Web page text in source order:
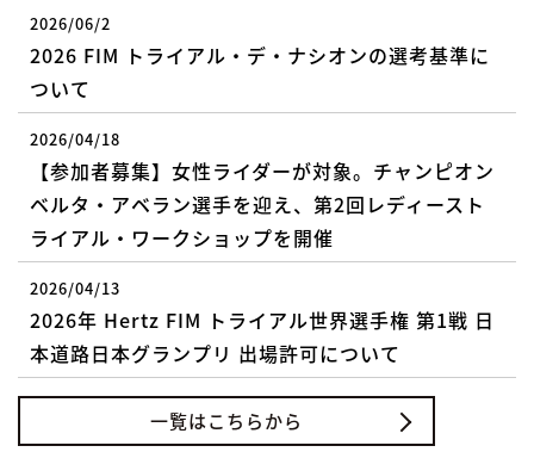
2026/06/2
2026 FIM トライアル・デ・ナシオンの選考基準に
ついて
2026/04/18
【参加者募集】女性ライダーが対象。チャンピオン
ベルタ・アベラン選手を迎え、第2回レディースト
ライアル・ワークショップを開催
2026/04/13
2026年 Hertz FIM トライアル世界選手権 第1戦 日
本道路日本グランプリ 出場許可について
一覧はこちらから